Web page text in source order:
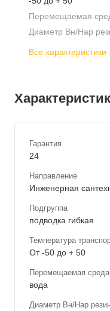
Перемещаемая
Диаметр Вн/Нар
Все характеристики
Гарантия
24
Направление
Инженерная
Подгруппа
подводка гибкая
Температура
От -50 до + 50
Перемещаемая среда
вода
Диаметр Вн/Нар